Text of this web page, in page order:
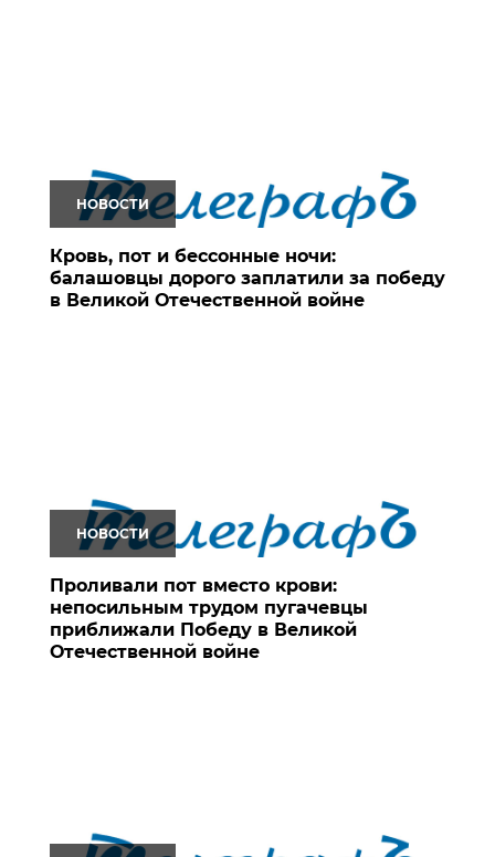
НОВОСТИ
Кровь, пот и бессонные ночи:
балашовцы дорого заплатили за победу
в Великой Отечественной войне
НОВОСТИ
Проливали пот вместо крови:
непосильным трудом пугачевцы
приближали Победу в Великой
Отечественной войне